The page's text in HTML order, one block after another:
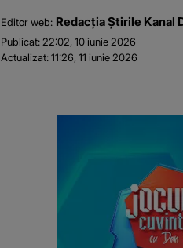
Editor web: Redacția Știrile Kanal
Publicat:22:02, 10 iunie 2026
Actualizat:11:26, 11 iunie 2026